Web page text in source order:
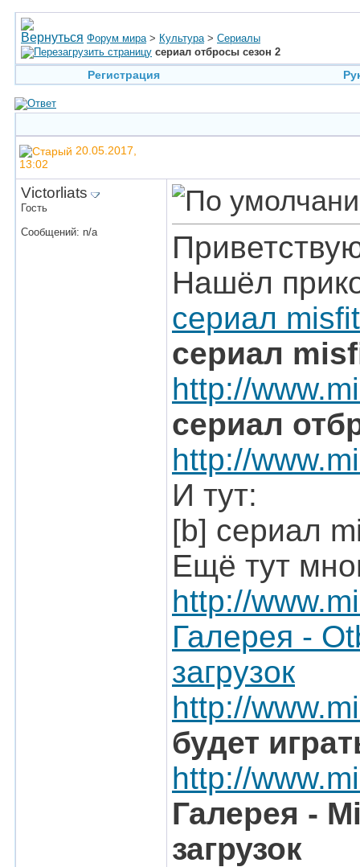
Форум мира > Культура > Сериалы
сериал отбросы сезон 2
Регистрация
20.05.2017,
13:02
Victorliats
Гость
Сообщений: n/a
Нашёл
сериал
сериал
http://
сериал
http://
И тут:
[b] сериал
Ещё тут
http://
Галерея -
загрузок
http://
будет
http://
Галерея -
загрузок